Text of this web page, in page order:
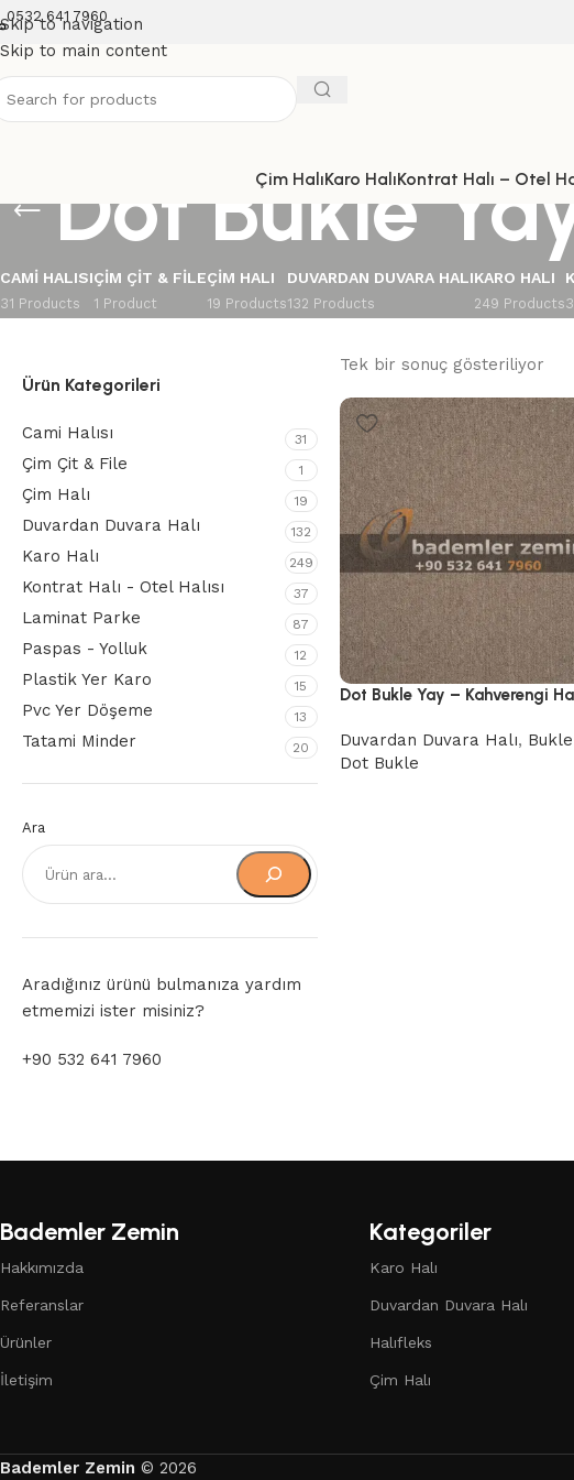
Skip to navigation
Skip to main content
0532 641 7960
Çim HalıKaro HalıKontrat Halı – Otel
Dot Bukle
CAMI HALISI
31 Products
ÇIM ÇIT & FILE
1 Product
ÇIM HALI
19 Products
DUVARDAN DUVARA HALI
132 Products
KARO HALI
249 Products
Ürün Kategorileri
Cami Halısı 31
Çim Çit & File 1
Çim Halı 19
Duvardan Duvara Halı 132
Karo Halı 249
Kontrat Halı - Otel Halısı 37
Laminat Parke 87
Paspas - Yolluk 12
Plastik Yer Karo 15
Pvc Yer Döşeme 13
Tatami Minder 20
Ara
Aradığınız ürünü bulmanıza yardım
etmemizi ister misiniz?
+90 532 641 7960
Tek bir sonuç gösteriliyor
Dot Bukle Yay – Kahverengi
Duvardan Duvara Halı,
Dot Bukle
Bademler Zemin
Hakkımızda
Referanslar
Ürünler
İletişim
Kategoriler
Karo Halı
Duvardan Duvara Halı
Halıfleks
Çim Halı
Bademler Zemin © 2026